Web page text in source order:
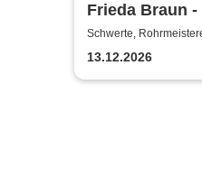
Frieda Braun
Schwerte,
13.12.2026